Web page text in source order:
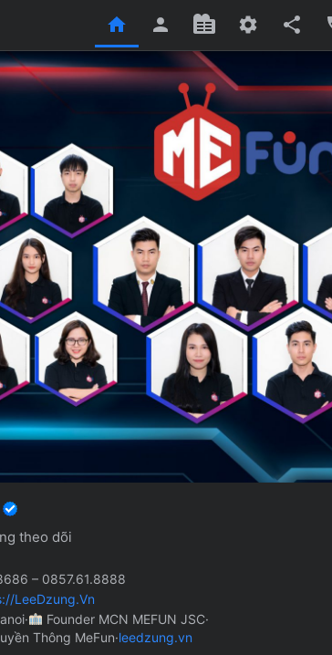
theo dõi
– 0857.61.8888
LeeDzung.Vn
· Founder MCN MEFUN JSC·
Thông MeFun·leedzung.vn